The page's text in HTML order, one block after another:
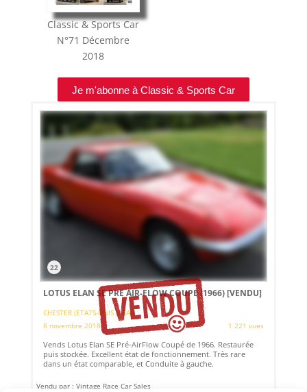
Classic & Sports Car
N°71 Décembre
2018
Je m'abonne à Classic & Sports Car
22
LOTUS ELAN SE PRE AIR-FLOW COUPE (1966)[VENDU]
CHESTER (ETATS-UNIS (USA))
8 novembre 2018
1 221 vues
Vends Lotus Elan SE Pré-AirFlow Coupé de 1966. Restaurée
puis stockée. Excellent état de fonctionnement. Très rare
dans un état comparable, et Conduite à gauche.
Vendu par : Vintage Race Car Sales